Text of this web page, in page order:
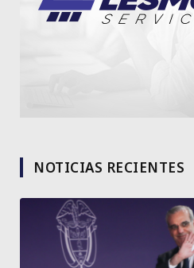
NOTICIAS RECIENTES